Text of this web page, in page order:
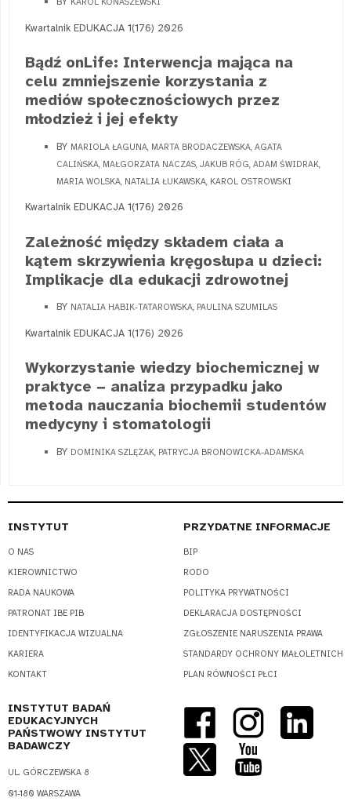
KAROL KONASZEWSKI
Kwartalnik EDUKACJA 1(176) 2026
Bądź onLife: Interwencja mająca na
celu zmniejszenie korzystania z
mediów społecznościowych przez
młodzież i jej efekty
BY MARIOLA ŁAGUNA, MARTA BRODACZEWSKA, AGATA
CALIŃSKA, MAŁGORZATA NACZAS, JAKUB RÓG, ADAM ŚWIDRAK,
MARIA WOLSKA, NATALIA ŁUKAWSKA, KAROL OSTROWSKI
Kwartalnik EDUKACJA 1(176) 2026
Zależność między składem ciała a
kątem skrzywienia kręgosłupa u dzieci:
Implikacje dla edukacji zdrowotnej
BY NATALIA HABIK-TATAROWSKA, PAULINA SZUMILAS
Kwartalnik EDUKACJA 1(176) 2026
Wykorzystanie wiedzy biochemicznej w
praktyce − analiza przypadku jako
metoda nauczania biochemii studentów
medycyny i stomatologii
BY DOMINIKA SZLĘZAK, PATRYCJA BRONOWICKA-ADAMSKA
INSTYTUT
O NAS
KIEROWNICTWO
RADA NAUKOWA
PATRONAT IBE PIB
IDENTYFIKACJA WIZUALNA
KARIERA
KONTAKT
PRZYDATNE INFORMACJE
BIP
RODO
POLITYKA PRYWATNOŚCI
DEKLARACJA DOSTĘPNOŚCI
ZGŁOSZENIE NARUSZENIA PRAWA
STANDARDY OCHRONY MAŁOLETNICH
PLAN RÓWNOŚCI PŁCI
INSTYTUT BADAŃ
EDUKACYJNYCH
PAŃSTWOWY INSTYTUT
BADAWCZY
UL. GÓRCZEWSKA 8
01-180 WARSZAWA